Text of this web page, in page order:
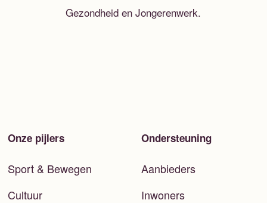
Gezondheid en Jongerenwerk.
Onze pijlers
Sport & Bewegen
Cultuur
Ondersteuning
Aanbieders
Inwoners